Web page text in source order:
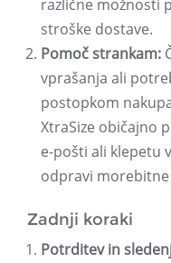
različne možnosti
stroške dostave.
Pomoč strankam:
vprašanja ali
postopkom
XtraSize običajno
e-pošti ali klepetu
odpravi
Zadnji koraki
Potrditev in